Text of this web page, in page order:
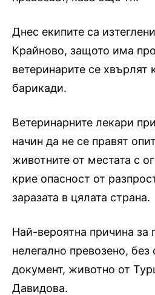
Днес екипите са
Крайново, защото има
ветеринарите се хвърлят
барикади.
Ветеринарните лекари
начин да не се правят
животните от местата с
крие опасност от
заразата в цялата страна.
Най-вероятна причина за
нелегално превозено,
документ, животно от
Давидова.